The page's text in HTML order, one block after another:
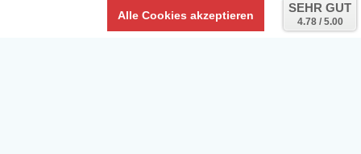
* Alle Preise inkl. ges. MwSt. zzgl. Versandkosten
Zierfische, Garnelen, Krebse, Wasserschnecken (Wirbellose),
Alle Cookies akzeptieren
SEHR GUT
4.78 / 5.00